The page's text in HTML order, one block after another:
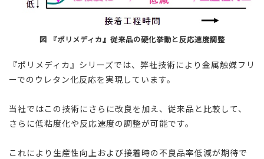
図 『ポリメディカ』従来品の硬化挙動と反応速度調整
『ポリメディカ 』シリーズでは、弊社技術により金属触媒フリ
ーでのウレタン化反応を実現しています。
当社ではこの技術にさらに改良を加え、従来品と比較して、
さらに低粘度化や反応速度の調整が可能です。
これにより生産性向上および接着時の不良品率低減が期待で